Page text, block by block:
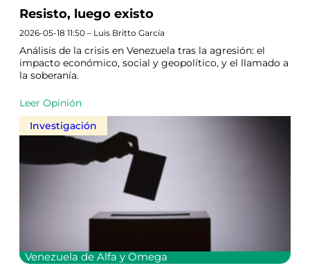
Resisto, luego existo
2026-05-18 11:50 – Luis Britto García
Análisis de la crisis en Venezuela tras la agresión: el
impacto económico, social y geopolítico, y el llamado a
la soberanía.
Leer Opinión
Investigación
Venezuela de Alfa y Omega